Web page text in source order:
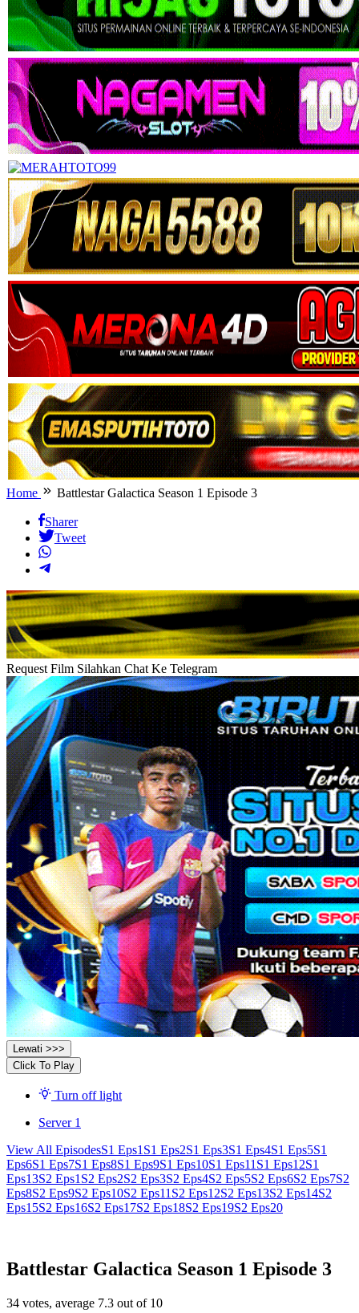
Home Battlestar Galactica Season 1 Episode 3
Sharer
Tweet
Request Film Silahkan Chat Ke Telegram
Lewati >>>
Click To Play
Turn off light
Server 1
View All EpisodesS1 Eps1 S1 Eps2S1 Eps3S1 Eps4S1 Eps5S1
Eps6S1 Eps7S1 Eps8S1 Eps9S1 Eps10S1 Eps11 S1 Eps12S1
Eps13S2 Eps1 S2 Eps2S2 Eps3S2 Eps4S2 Eps5S2 Eps6S2 Eps7S2
Eps8S2 Eps9S2 Eps10S2 Eps11 S2 Eps12S2 Eps13S2 Eps14S2
Eps15S2 Eps16S2 Eps17S2 Eps18S2 Eps19S2 Eps20
Battlestar Galactica Season 1 Episode 3
34 votes, average 7.3 out of 10